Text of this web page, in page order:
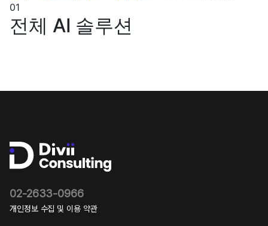
01
전체 AI 솔루션
02-2633-0966
개인정보 수집 및 이용 약관